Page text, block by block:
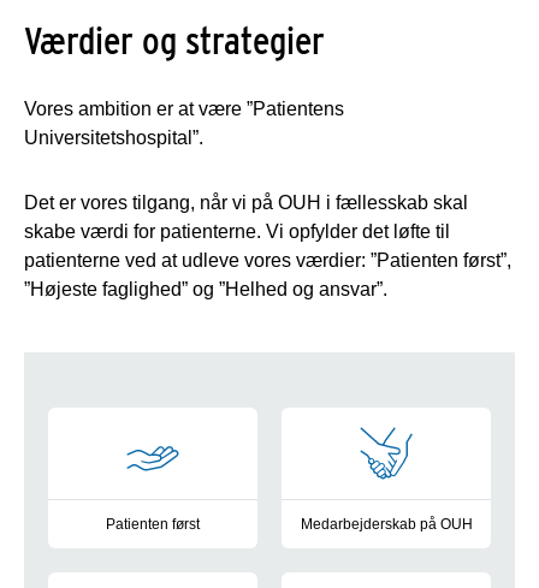
Værdier og strategier
Vores ambition er at være ”Patientens
Universitetshospital”.
Det er vores tilgang, når vi på OUH i fællesskab skal
skabe værdi for patienterne. Vi opfylder det løfte til
patienterne ved at udleve vores værdier: ”Patienten først”,
”Højeste faglighed” og ”Helhed og ansvar”.
Patienten først Medarbejderskab på OUH